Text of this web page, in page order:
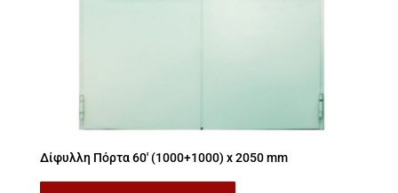
Δίφυλλη Πόρτα 60′ (1000+1000) x 2050 mm